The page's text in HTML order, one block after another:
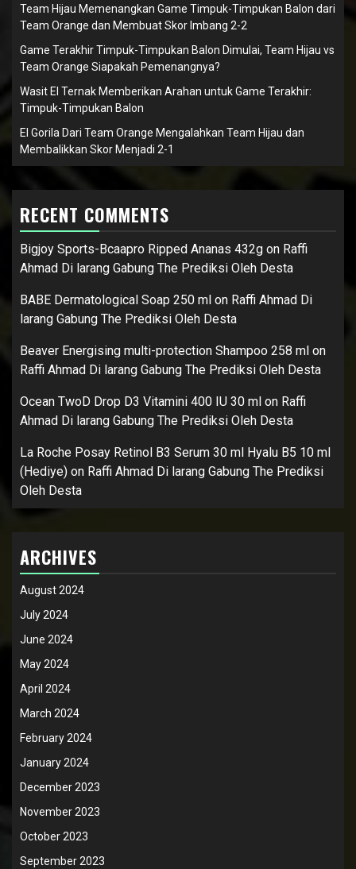
Team Hijau Memenangkan Game Timpuk-Timpukan Balon dari
Team Orange dan Membuat Skor Imbang 2-2
Game Terakhir Timpuk-Timpukan Balon Dimulai, Team Hijau vs
Team Orange Siapakah Pemenangnya?
Wasit El Ternak Memberikan Arahan untuk Game Terakhir:
Timpuk-Timpukan Balon
El Gorila Dari Team Orange Mengalahkan Team Hijau dan
Membalikkan Skor Menjadi 2-1
RECENT COMMENTS
Bigjoy Sports-Bcaapro Ripped Ananas 432g on Raffi
Ahmad Di larang Gabung The Prediksi Oleh Desta
BABE Dermatological Soap 250 ml on Raffi Ahmad Di
larang Gabung The Prediksi Oleh Desta
Beaver Energising multi-protection Shampoo 258 ml on
Raffi Ahmad Di larang Gabung The Prediksi Oleh Desta
Ocean TwoD Drop D3 Vitamini 400 IU 30 ml on Raffi
Ahmad Di larang Gabung The Prediksi Oleh Desta
La Roche Posay Retinol B3 Serum 30 ml Hyalu B5 10 ml
(Hediye) on Raffi Ahmad Di larang Gabung The Prediksi
Oleh Desta
ARCHIVES
August 2024
July 2024
June 2024
May 2024
April 2024
March 2024
February 2024
January 2024
December 2023
November 2023
October 2023
September 2023